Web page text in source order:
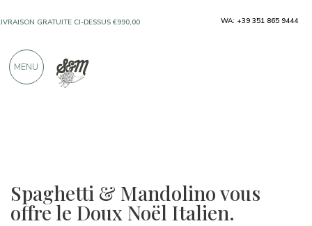
Spaghetti & Mandolino vous
offre le Doux Noël Italien.
GRATUITE CI-DESSUS €990,00
DES PRODUITS PROVENANT
FABRICANTS
WA: +39 351 865 9444
MENU